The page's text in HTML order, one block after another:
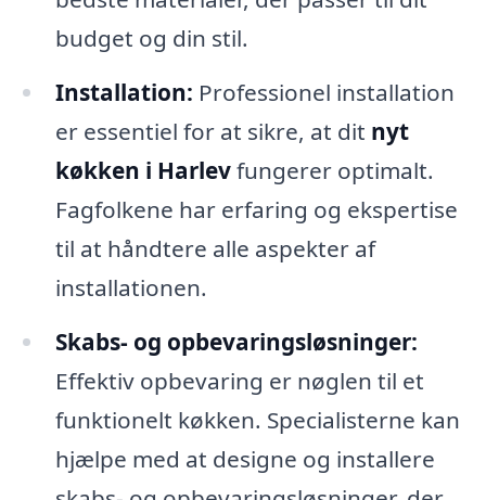
budget og din stil.
Installation: Professionel installation
er essentiel for at sikre, at dit nyt
køkken i Harlevfungerer optimalt.
Fagfolkene har erfaring og ekspertise
til at håndtere alle aspekter af
installationen.
Skabs- og opbevaringsløsninger:
Effektiv opbevaring er nøglen til et
funktionelt køkken. Specialisterne kan
hjælpe med at designe og installere